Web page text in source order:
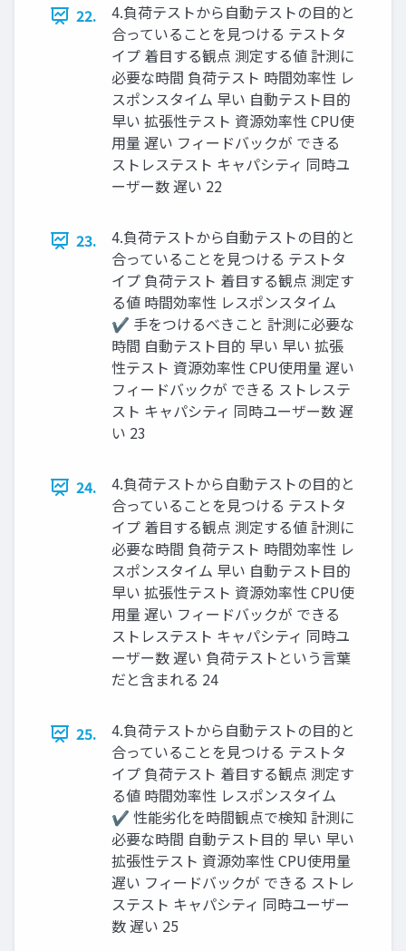
22.
4.負荷テストから自動テストの目的と
合っていることを見つける テストタ
イプ 着目する観点 測定する値 計測に
必要な時間 負荷テスト 時間効率性 レ
スポンスタイム 早い 自動テスト目的
早い 拡張性テスト 資源効率性 CPU使
用量 遅い フィードバックが できる
ストレステスト キャパシティ 同時ユ
ーザー数 遅い 22
23.
4.負荷テストから自動テストの目的と
合っていることを見つける テストタ
イプ 負荷テスト 着目する観点 測定す
る値 時間効率性 レスポンスタイム
✔ 手をつけるべきこと 計測に必要な
時間 自動テスト目的 早い 早い 拡張
性テスト 資源効率性 CPU使用量 遅い
フィードバックが できる ストレステ
スト キャパシティ 同時ユーザー数 遅
い 23
24.
4.負荷テストから自動テストの目的と
合っていることを見つける テストタ
イプ 着目する観点 測定する値 計測に
必要な時間 負荷テスト 時間効率性 レ
スポンスタイム 早い 自動テスト目的
早い 拡張性テスト 資源効率性 CPU使
用量 遅い フィードバックが できる
ストレステスト キャパシティ 同時ユ
ーザー数 遅い 負荷テストという言葉
だと含まれる 24
25.
4.負荷テストから自動テストの目的と
合っていることを見つける テストタ
イプ 負荷テスト 着目する観点 測定す
る値 時間効率性 レスポンスタイム
✔ 性能劣化を時間観点で検知 計測に
必要な時間 自動テスト目的 早い 早い
拡張性テスト 資源効率性 CPU使用量
遅い フィードバックが できる ストレ
ステスト キャパシティ 同時ユーザー
数 遅い 25